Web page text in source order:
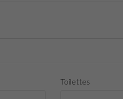
Toilettes